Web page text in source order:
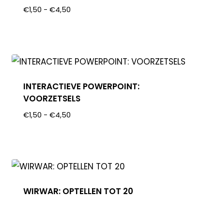
€1,50 - €4,50
INTERACTIEVE POWERPOINT:
VOORZETSELS
€1,50 - €4,50
WIRWAR: OPTELLEN TOT 20